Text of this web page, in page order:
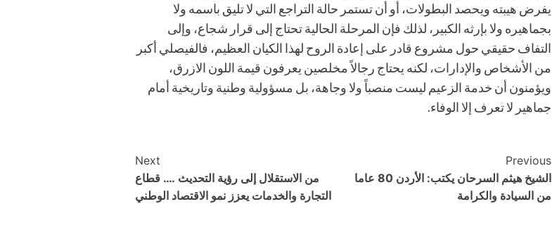
يفرض هيبته ويحصد البطولات، أو أن تستمر حالة التراجع التي لا تليق باسمه ولا
بجماهيره ولا بإرثه الكبير، لذلك فإن المرحلة الحالية تحتاج إلى قرار شجاع، وإلى
التفاف حقيقي حول مشروع قادر على إعادة الروح لهذا الكيان العظيم، فالفيصلي أكبر
من الأشخاص والإدارات، لكنه يحتاج رجالاً مخلصين يعرفون قيمة اللون الازرق،
ويؤمنون أن خدمة الزعيم ليست منصباً ولا وجاهة، بل مسؤولية وطنية وتاريخية أمام
جماهير لا تعرف إلا الوفاء.
Post
Navigation
Previous
الشيخ هيثم السرحان يكتب: الأردن 80 عاما
من السيادة والكرامة
Next
من الاستقلال إلى رؤية التحديث …. قطاع
التجارة والخدمات يعزز نمو الاقتصاد الوطني